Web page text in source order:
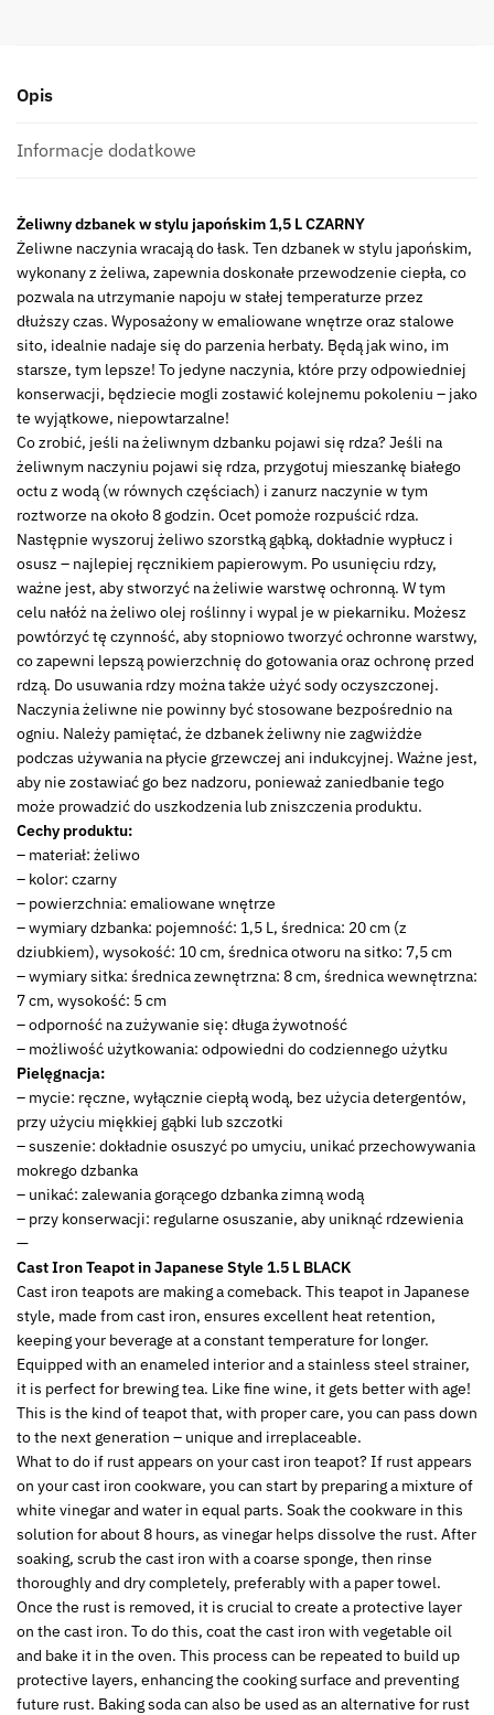
ONE
Cast
teapot
1,5L
GIFT
ONE
BLACK
Opis
Informacje dodatkowe
Żeliwny dzbanek w stylu japońskim 1,5 L CZARNY
Żeliwne naczynia wracają do łask. Ten dzbanek w stylu japońskim,
wykonany z żeliwa, zapewnia doskonałe przewodzenie ciepła, co
pozwala na utrzymanie napoju w stałej temperaturze przez
dłuższy czas. Wyposażony w emaliowane wnętrze oraz stalowe
sito, idealnie nadaje się do parzenia herbaty. Będą jak wino, im
starsze, tym lepsze! To jedyne naczynia, które przy odpowiedniej
konserwacji, będziecie mogli zostawić kolejnemu pokoleniu – jako
te wyjątkowe, niepowtarzalne!
Co zrobić, jeśli na żeliwnym dzbanku pojawi się rdza? Jeśli na
żeliwnym naczyniu pojawi się rdza, przygotuj mieszankę białego
octu z wodą (w równych częściach) i zanurz naczynie w tym
roztworze na około 8 godzin. Ocet pomoże rozpuścić rdza.
Następnie wyszoruj żeliwo szorstką gąbką, dokładnie wypłucz i
osusz – najlepiej ręcznikiem papierowym. Po usunięciu rdzy,
ważne jest, aby stworzyć na żeliwie warstwę ochronną. W tym
celu nałóż na żeliwo olej roślinny i wypal je w piekarniku. Możesz
powtórzyć tę czynność, aby stopniowo tworzyć ochronne warstwy,
co zapewni lepszą powierzchnię do gotowania oraz ochronę przed
rdzą. Do usuwania rdzy można także użyć sody oczyszczonej.
Naczynia żeliwne nie powinny być stosowane bezpośrednio na
ogniu. Należy pamiętać, że dzbanek żeliwny nie zagwiżdże
podczas używania na płycie grzewczej ani indukcyjnej. Ważne jest,
aby nie zostawiać go bez nadzoru, ponieważ zaniedbanie tego
może prowadzić do uszkodzenia lub zniszczenia produktu.
Cechy produktu:
– materiał: żeliwo
– kolor: czarny
– powierzchnia: emaliowane wnętrze
– wymiary dzbanka: pojemność: 1,5 L, średnica: 20 cm (z
dziubkiem), wysokość: 10 cm, średnica otworu na sitko: 7,5 cm
– wymiary sitka: średnica zewnętrzna: 8 cm, średnica wewnętrzna:
7 cm, wysokość: 5 cm
– odporność na zużywanie się: długa żywotność
– możliwość użytkowania: odpowiedni do codziennego użytku
Pielęgnacja:
– mycie: ręczne, wyłącznie ciepłą wodą, bez użycia detergentów,
przy użyciu miękkiej gąbki lub szczotki
– suszenie: dokładnie osuszyć po umyciu, unikać przechowywania
mokrego dzbanka
– unikać: zalewania gorącego dzbanka zimną wodą
– przy konserwacji: regularne osuszanie, aby uniknąć rdzewienia
—
Cast Iron Teapot in Japanese Style 1.5 L BLACK
Cast iron teapots are making a comeback. This teapot in Japanese
style, made from cast iron, ensures excellent heat retention,
keeping your beverage at a constant temperature for longer.
Equipped with an enameled interior and a stainless steel strainer,
it is perfect for brewing tea. Like fine wine, it gets better with age!
This is the kind of teapot that, with proper care, you can pass down
to the next generation – unique and irreplaceable.
What to do if rust appears on your cast iron teapot? If rust appears
on your cast iron cookware, you can start by preparing a mixture of
white vinegar and water in equal parts. Soak the cookware in this
solution for about 8 hours, as vinegar helps dissolve the rust. After
soaking, scrub the cast iron with a coarse sponge, then rinse
thoroughly and dry completely, preferably with a paper towel.
Once the rust is removed, it is crucial to create a protective layer
on the cast iron. To do this, coat the cast iron with vegetable oil
and bake it in the oven. This process can be repeated to build up
protective layers, enhancing the cooking surface and preventing
future rust. Baking soda can also be used as an alternative for rust